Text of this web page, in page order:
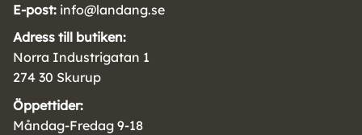
E-post: info@landang.se
Adress till butiken:
Norra Industrigatan 1
274 30 Skurup
Öppettider:
Måndag-Fredag 9-18